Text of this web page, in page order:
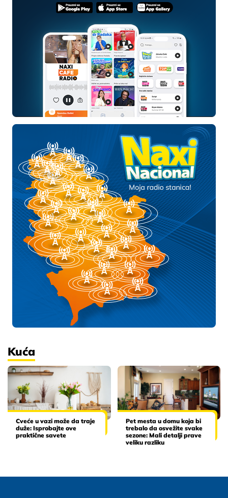
Kuća
Cveće u vazi može da traje
duže: Isprobajte ove
praktične savete
Pet mesta u domu koja bi
trebalo da osvežite svake
sezone: Mali detalji prave
veliku razliku